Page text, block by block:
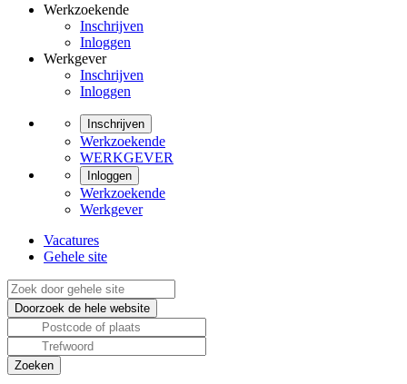
Werkzoekende
Inschrijven
Inloggen
Werkgever
Inschrijven
Inloggen
Inschrijven
Werkzoekende
WERKGEVER
Inloggen
Werkzoekende
Werkgever
Vacatures
Gehele site